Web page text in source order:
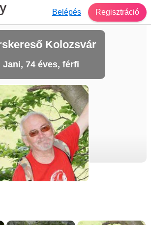
Belépés Regisztráció
Kolozsvár
Jani, 74 éves, férfi